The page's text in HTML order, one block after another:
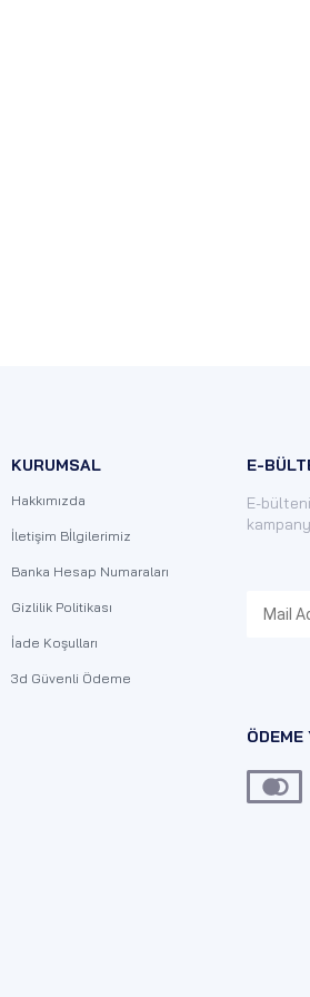
KURUMSAL
Hakkımızda
İletişim Bİlgilerimiz
Banka Hesap Numaraları
Gizlilik Politikası
İade Koşulları
3d Güvenli Ödeme
E-
E-
ÖDEME